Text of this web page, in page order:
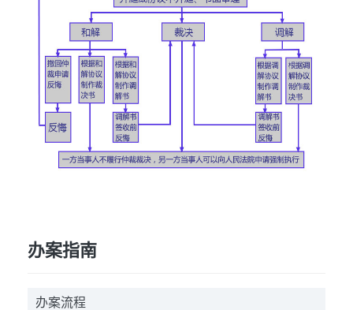
办案指南
办案流程